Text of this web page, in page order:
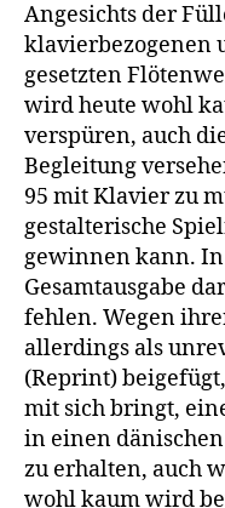
Angesichts der
klavierbezogenen
gesetzten
wird heute wohl
verspüren, auch
Begleitung
95 mit Klavier zu
gestalterische
gewinnen kann.
Gesamtausgabe
fehlen. Wegen
allerdings als
(Reprint)
mit sich bringt,
in einen dänischen
zu erhalten, auch
wohl kaum wird